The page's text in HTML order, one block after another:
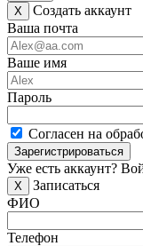
X
Создать аккаунт
Ваша почта
Ваше имя
Пароль
Согласен на
Зарегистрироваться
Уже есть аккаунт?
X
Записаться
ФИО
Телефон